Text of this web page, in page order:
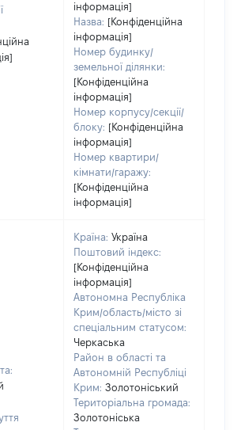
інформація]
Назва: [Конфіденційна
інформація]
Номер будинку/
земельної ділянки:
[Конфіденційна
інформація]
Номер корпусу/секції/
блоку: [Конфіденційна
інформація]
Номер квартири/
кімнати/гаражу:
[Конфіденційна
інформація]
Країна: Україна
Поштовий індекс:
[Конфіденційна
інформація]
Автономна Республіка
Крим/область/місто зі
спеціальним статусом:
Черкаська
Район в області та
Автономній Республіці
Крим: Золотоніський
Територіальна громада:
Золотоніська